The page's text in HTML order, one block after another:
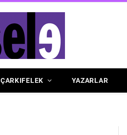
ÇARKIFELEK YAZARLAR